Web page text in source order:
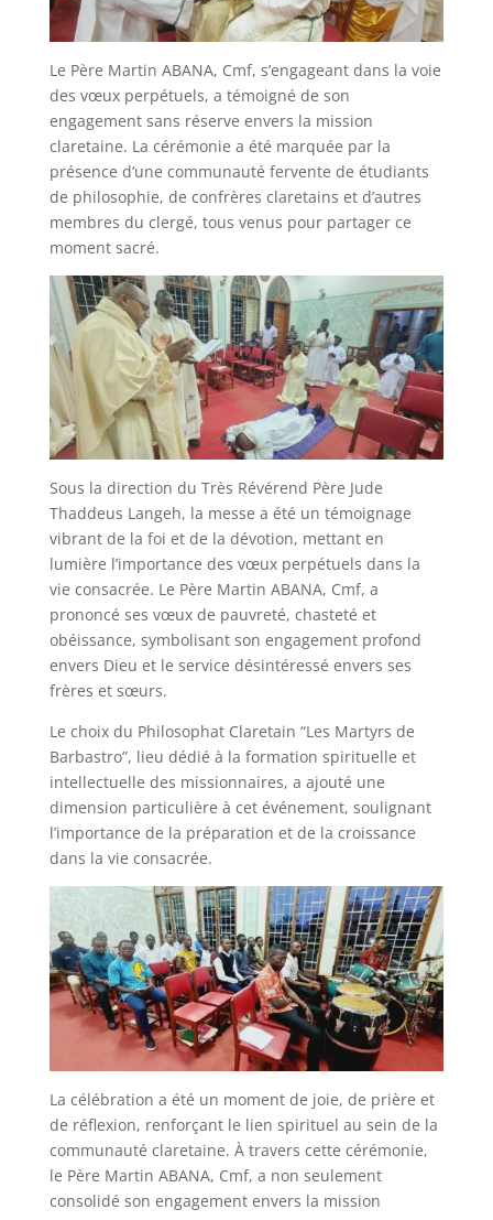
Le Père Martin ABANA, Cmf, s’engageant dans la voie
des vœux perpétuels, a témoigné de son
engagement sans réserve envers la mission
claretaine. La cérémonie a été marquée par la
présence d’une communauté fervente de étudiants
de philosophie, de confrères claretains et d’autres
membres du clergé, tous venus pour partager ce
moment sacré.
Sous la direction du Très Révérend Père Jude
Thaddeus Langeh, la messe a été un témoignage
vibrant de la foi et de la dévotion, mettant en
lumière l’importance des vœux perpétuels dans la
vie consacrée. Le Père Martin ABANA, Cmf, a
prononcé ses vœux de pauvreté, chasteté et
obéissance, symbolisant son engagement profond
envers Dieu et le service désintéressé envers ses
frères et sœurs.
Le choix du Philosophat Claretain “Les Martyrs de
Barbastro”, lieu dédié à la formation spirituelle et
intellectuelle des missionnaires, a ajouté une
dimension particulière à cet événement, soulignant
l’importance de la préparation et de la croissance
dans la vie consacrée.
La célébration a été un moment de joie, de prière et
de réflexion, renforçant le lien spirituel au sein de la
communauté claretaine. À travers cette cérémonie,
le Père Martin ABANA, Cmf, a non seulement
consolidé son engagement envers la mission